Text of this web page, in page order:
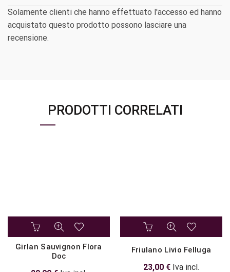
Solamente clienti che hanno effettuato l'accesso ed hanno
acquistato questo prodotto possono lasciare una
recensione.
PRODOTTI CORRELATI
Girlan Sauvignon Flora
Doc
Friulano Livio Felluga
23,00 € Iva incl.